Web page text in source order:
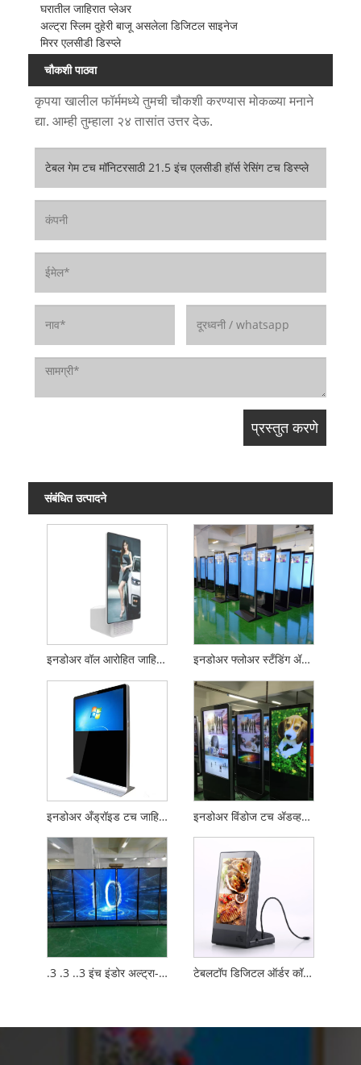
घरातील जाहिरात प्लेअर
अल्ट्रा स्लिम दुहेरी बाजू असलेला डिजिटल साइनेज
मिरर एलसीडी डिस्प्ले
चौकशी पाठवा
कृपया खालील फॉर्ममध्ये तुमची चौकशी करण्यास मोकळ्या मनाने
द्या. आम्ही तुम्हाला २४ तासांत उत्तर देऊ.
संबंधित उत्पादने
इनडोअर वॉल आरोहित जाहिरात प्लेअर इनडोअर फ्लोअर स्टँडिंग ॲडव्हर्टायझिंग प्लेअर
इनडोअर अँड्रॉइड टच जाहिरात प्लेअर इनडोअर विंडोज टच ॲडव्हर्टायझिंग प्लेअर
.3 .3 ..3 इंच इंडोर अल्ट्रा-पातळ एलसीडी फ्री स्टँडिंग पूर्ण स्क्रीन डिजिटल सिग्नेज टेबलटॉप डिजिटल ऑर्डर कॉल डिस्प्ले WIFI रिमोट कंट्रोल